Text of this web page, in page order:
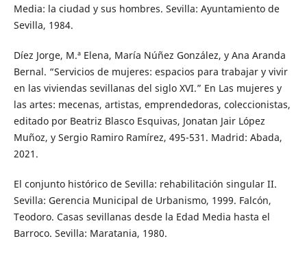
Media: la ciudad y sus hombres. Sevilla: Ayuntamiento de
Sevilla, 1984.
Díez Jorge, M.ª Elena, María Núñez González, y Ana Aranda
Bernal. “Servicios de mujeres: espacios para trabajar y vivir
en las viviendas sevillanas del siglo XVI.” En Las mujeres y
las artes: mecenas, artistas, emprendedoras, coleccionistas,
editado por Beatriz Blasco Esquivas, Jonatan Jair López
Muñoz, y Sergio Ramiro Ramírez, 495-531. Madrid: Abada,
2021.
El conjunto histórico de Sevilla: rehabilitación singular II.
Sevilla: Gerencia Municipal de Urbanismo, 1999. Falcón,
Teodoro. Casas sevillanas desde la Edad Media hasta el
Barroco. Sevilla: Maratania, 1980.